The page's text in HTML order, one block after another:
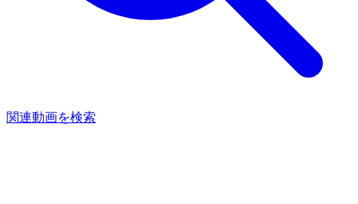
関連動画を検索